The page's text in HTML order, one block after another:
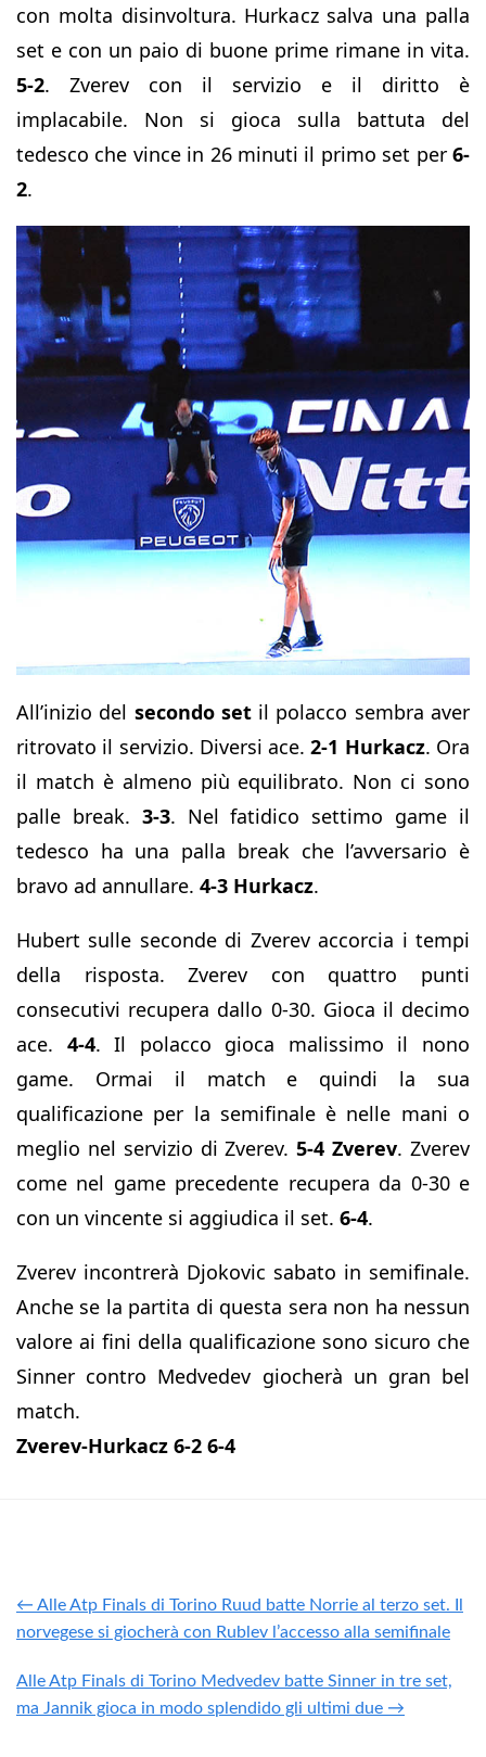
con molta disinvoltura. Hurkacz salva una palla
set e con un paio di buone prime rimane in vita.
5-2. Zverev con il servizio e il diritto è
implacabile. Non si gioca sulla battuta del
tedesco che vince in 26 minuti il primo set per 6-
2.
All’inizio del secondo setil polacco sembra aver
ritrovato il servizio. Diversi ace.2-1 Hurkacz. Ora
il match è almeno più equilibrato. Non ci sono
palle break. 3-3. Nel fatidico settimo game il
tedesco ha una palla break che l’avversario è
bravo ad annullare. 4-3 Hurkacz.
Hubert sulle seconde di Zverev accorcia i tempi
della risposta. Zverev con quattro punti
consecutivi recupera dallo 0-30. Gioca il decimo
ace. 4-4. Il polacco gioca malissimo il nono
game. Ormai il match e quindi la sua
qualificazione per la semifinale è nelle mani o
meglio nel servizio di Zverev.5-4 Zverev. Zverev
come nel game precedente recupera da 0-30 e
con un vincente si aggiudica il set. 6-4.
Zverev incontrerà Djokovic sabato in semifinale.
Anche se la partita di questa sera non ha nessun
valore ai fini della qualificazione sono sicuro che
Sinner contro Medvedev giocherà un gran bel
match.
Zverev-Hurkacz 6-2 6-4
← Alle Atp Finals di Torino Ruud batte Norrie al terzo set. Il
norvegese si giocherà con Rublev l’accesso alla semifinale
Alle Atp Finals di Torino Medvedev batte Sinner in tre set,
ma Jannik gioca in modo splendido gli ultimi due →